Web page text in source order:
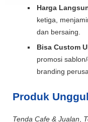
Harga
ketiga,
dan bersaing.
Bisa Custom
promosi
branding
Produk
Tenda Cafe & Jualan